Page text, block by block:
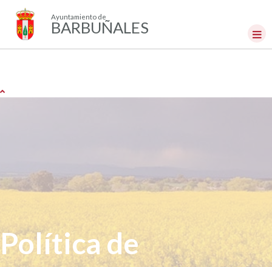
Ayuntamiento de
BARBUÑALES
Política de